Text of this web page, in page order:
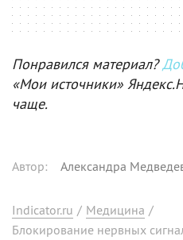
Понравился материал?
«Мои источники»
чаще.
Автор: Александра
Indicator.ru / Медицина /
Блокирование нервных